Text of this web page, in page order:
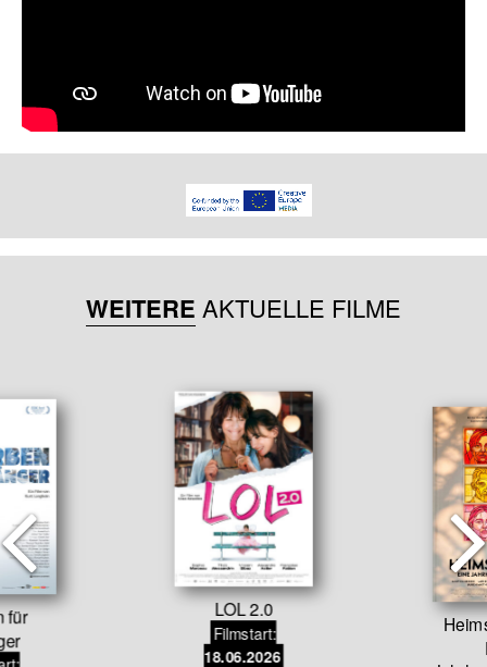
WEITERE AKTUELLE FILME
für
LOL 2.0
Filmstart:
18.06.2026